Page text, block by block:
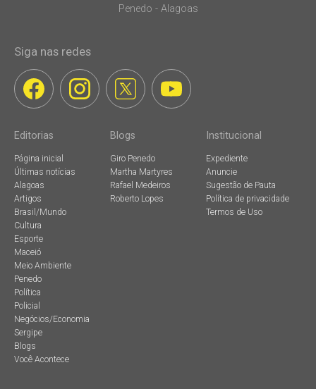
Penedo - Alagoas
Siga nas redes
Editorias
Página inicial
Últimas notícias
Alagoas
Artigos
Brasil/Mundo
Cultura
Esporte
Maceió
Meio Ambiente
Penedo
Política
Policial
Negócios/Economia
Sergipe
Blogs
Você Acontece
Blogs
Giro Penedo
Martha Martyres
Rafael Medeiros
Roberto Lopes
Institucional
Expediente
Anuncie
Sugestão de Pauta
Política de privacidade
Termos de Uso